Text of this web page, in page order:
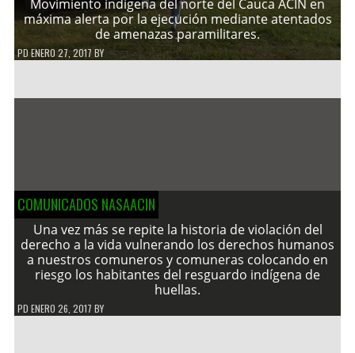
Movimiento indígena del norte del Cauca ACIN en
máxima alerta por la ejecución mediante atentados
de amenazas paramilitares.
PDENERO 27, 2017 BY
COMUNICADOS NASAACIN
Una vez más se repite la historia de violación del
derecho a la vida vulnerando los derechos humanos
a nuestros comuneros y comuneras colocando en
riesgo los habitantes del resguardo indígena de
huellas.
PD ENERO 26, 2017 BY